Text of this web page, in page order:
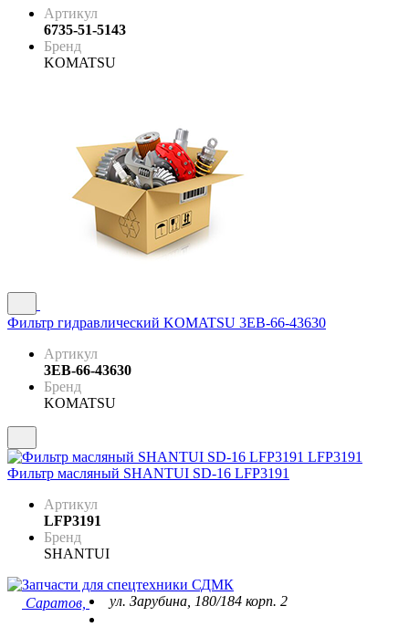
Артикул
6735-51-5143
Бренд
KOMATSU
Фильтр гидравлический KOMATSU 3EB-66-43630
Артикул
3EB-66-43630
Бренд
KOMATSU
Фильтр масляный SHANTUI SD-16 LFP3191
Артикул
LFP3191
Бренд
SHANTUI
Саратов, ул. Зарубина, 180/184 корп. 2